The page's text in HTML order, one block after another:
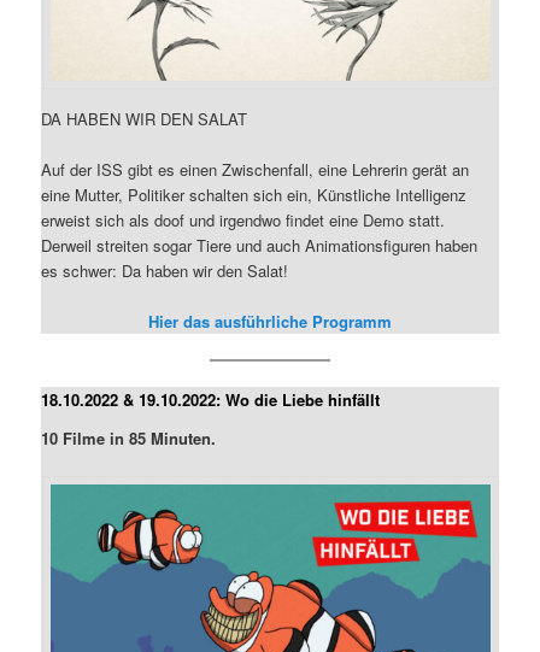
DA HABEN WIR DEN SALAT
Auf der ISS gibt es einen Zwischenfall, eine Lehrerin gerät an
eine Mutter, Politiker schalten sich ein, Künstliche Intelligenz
erweist sich als doof und irgendwo findet eine Demo statt.
Derweil streiten sogar Tiere und auch Animationsfiguren haben
es schwer: Da haben wir den Salat!
Hier das ausführliche Programm
18.10.2022 & 19.10.2022: Wo die Liebe hinfällt
10 Filme in 85 Minuten.